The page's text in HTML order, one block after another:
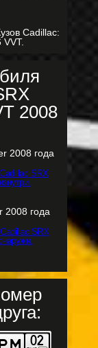
Cadillac:
2008
2008 года
2008 года